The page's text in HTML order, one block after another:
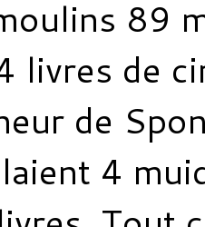
89
livres de
de
4